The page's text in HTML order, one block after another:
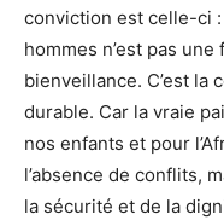
conviction est celle-ci :
hommes n’est pas
bienveillance. C’est la
durable. Car la vraie
nos enfants et pour
l’absence de conflits,
la sécurité et de la